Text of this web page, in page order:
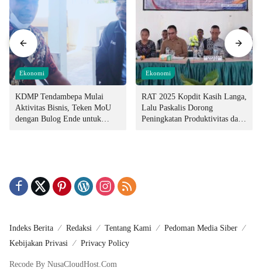
Ekonomi
KDMP Tendambepa Mulai
Aktivitas Bisnis, Teken MoU
dengan Bulog Ende untuk
Ekonomi
RAT 2025 Kopdit Kasih Langa,
Lalu Paskalis Dorong
Peningkatan Produktivitas dan
Indeks Berita Redaksi Tentang Kami
Pedoman Media Siber
Kebijakan Privasi
Privacy Policy
Recode By NusaCloudHost.Com